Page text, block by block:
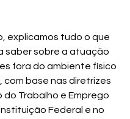
explicamos tudo o que
saber sobre a atuação
fora do ambiente físico
com base nas diretrizes
do Trabalho e Emprego
Federal e no